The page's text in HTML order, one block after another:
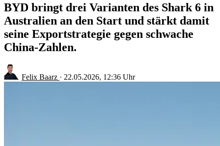
BYD bringt drei Varianten des Shark 6 in
Australien an den Start und stärkt damit
seine Exportstrategie gegen schwache
China-Zahlen.
Felix Baarz · 22.05.2026, 12:36 Uhr